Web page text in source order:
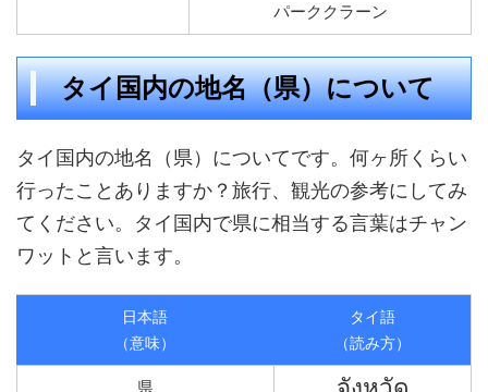
パーククラーン
タイ国内の地名（県）について
タイ国内の地名（県）についてです。何ヶ所くらい
行ったことありますか？旅行、観光の参考にしてみ
てください。タイ国内で県に相当する言葉はチャン
ワットと言います。
日本語
（意味）
タイ語
（読み方）
県